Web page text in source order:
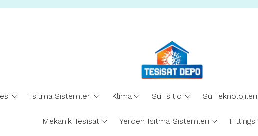
Isıtma Sistemleri Klima Su Isıtıcı Su Teknolojileri
Mekanik Tesisat Yerden Isıtma Sistemleri Fittings